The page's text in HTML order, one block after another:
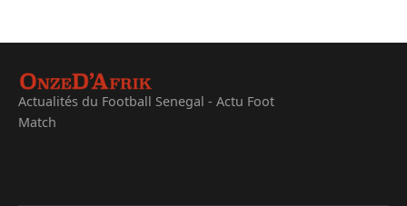
Actualités du Football Senegal - Actu Foot
Match